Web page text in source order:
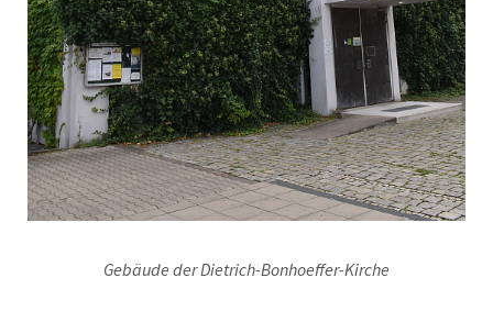
Gebäude der Dietrich-Bonhoeffer-Kirche